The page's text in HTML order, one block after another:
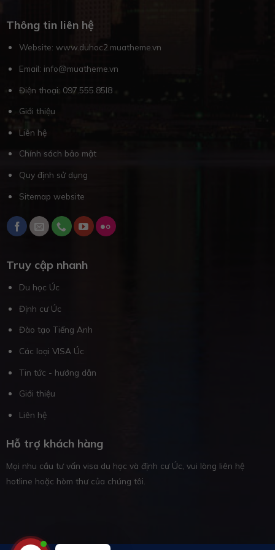
Thông tin liên hệ
Website: www.duhoc2.muatheme.vn
Email: info@muatheme.vn
Điện thoại: 097.555.85I8
Giới thiệu
Liên hệ
Chính sách bảo mật
Quy định sử dụng
Sitemap website
Truy cập nhanh
Du học Úc
Định cư Úc
Đào tạo Tiếng Anh
Các loại VISA Úc
Tin tức - hướng dẫn
Giới thiệu
Liên hệ
Hỗ trợ khách hàng
Mọi nhu cầu tư vấn visa du học và định cư Úc, vui lòng liên hệ
hotline hoặc hòm thư của chúng tôi.